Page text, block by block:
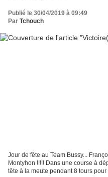
Publié le 30/04/2019 à 09:49
Par Tchouch
Jour de fête au Team Bussy...
Montyhon !!!!! Dans une course à
tête à la meute pendant 8 tours